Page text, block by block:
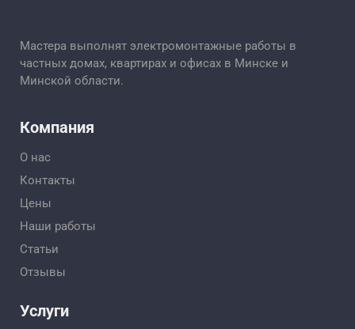
Мастера выполнят электромонтажные работы в
частных домах, квартирах и офисах в Минске и
Минской области.
Компания
О нас
Контакты
Цены
Наши работы
Статьи
Отзывы
Услуги